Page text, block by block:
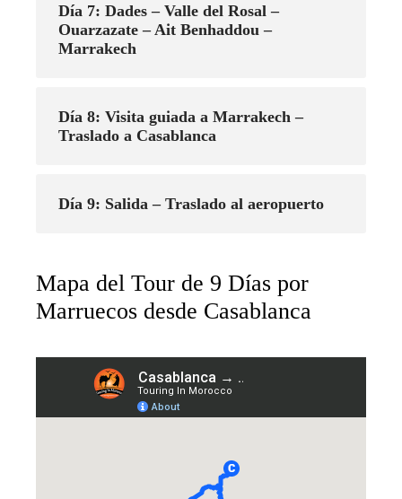
Día 7: Dades – Valle del Rosal –
Ouarzazate – Ait Benhaddou –
Marrakech
Día 8: Visita guiada a Marrakech –
Traslado a Casablanca
Día 9: Salida – Traslado al aeropuerto
Mapa del Tour de 9 Días por
Marruecos desde Casablanca